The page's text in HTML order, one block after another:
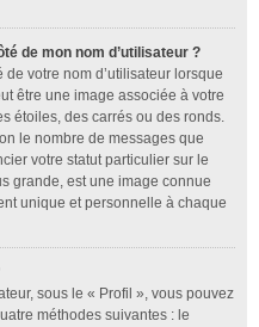
de mon nom d’utilisateur ?
votre nom d’utilisateur lorsque
être une image associée à votre
étoiles, des carrés ou des ronds.
le nombre de messages que
votre statut particulier sur le
grande, est une image connue
unique et personnelle à chaque
sous le « Profil », vous pouvez
méthodes suivantes : le